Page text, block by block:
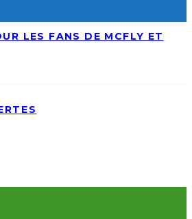
LES FANS DE MCFLY ET